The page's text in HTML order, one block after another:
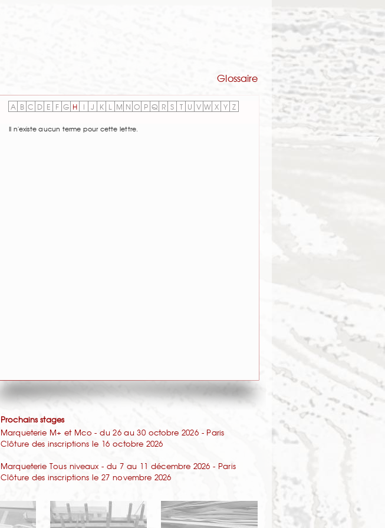
Glossaire
A B C D E F G H I J K L M N O P Q R S T U V W X Y Z
Il n'existe aucun terme pour cette lettre.
Prochains stages
Marqueterie M+ et Mco - du 26 au 30 octobre 2026 - Paris
Clôture des inscriptions le 16 octobre 2026
Marqueterie Tous niveaux - du 7 au 11 décembre 2026 - Paris
Clôture des inscriptions le 27 novembre 2026